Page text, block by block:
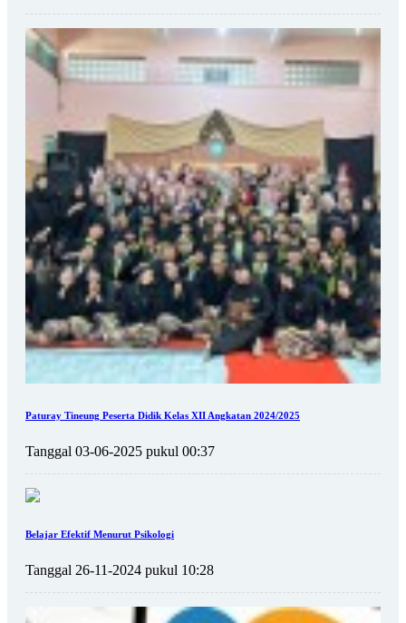
Paturay Tineung Peserta Didik Kelas XII Angkatan 2024/2025
Tanggal 03-06-2025 pukul 00:37
Belajar Efektif Menurut Psikologi
Tanggal 26-11-2024 pukul 10:28